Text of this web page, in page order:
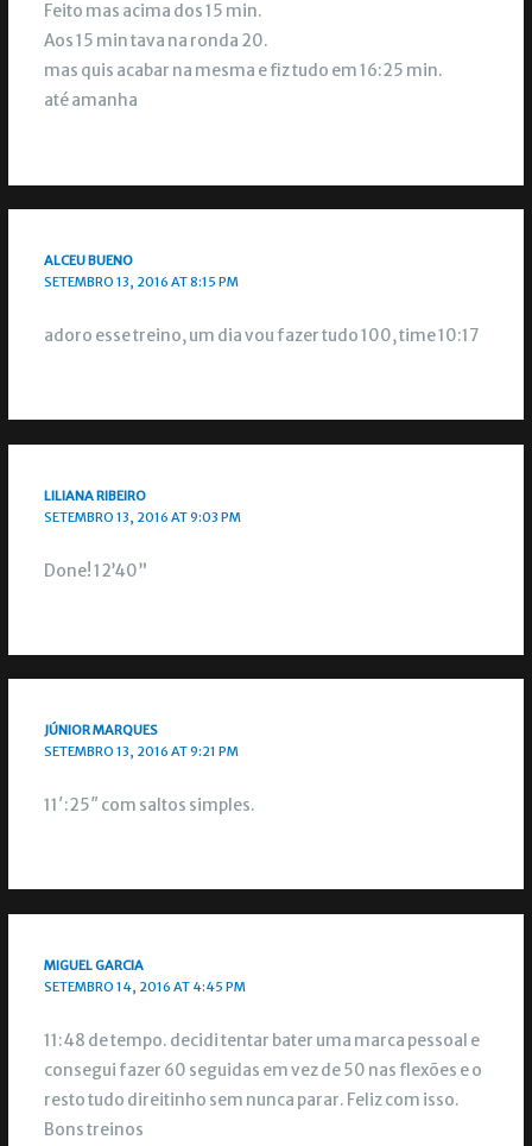
Feito mas acima dos 15 min.
Aos 15 min tava na ronda 20.
mas quis acabar na mesma e fiz tudo em 16:25 min.
até amanha
ALCEU BUENO
SETEMBRO 13, 2016 AT 8:15 PM
adoro esse treino, um dia vou fazer tudo 100, time 10:17
LILIANA RIBEIRO
SETEMBRO 13, 2016 AT 9:03 PM
Done! 12’40”
JÚNIOR MARQUES
SETEMBRO 13, 2016 AT 9:21 PM
11′:25″ com saltos simples.
MIGUEL GARCIA
SETEMBRO 14, 2016 AT 4:45 PM
11:48 de tempo. decidi tentar bater uma marca pessoal e
consegui fazer 60 seguidas em vez de 50 nas flexões e o
resto tudo direitinho sem nunca parar. Feliz com isso.
Bons treinos